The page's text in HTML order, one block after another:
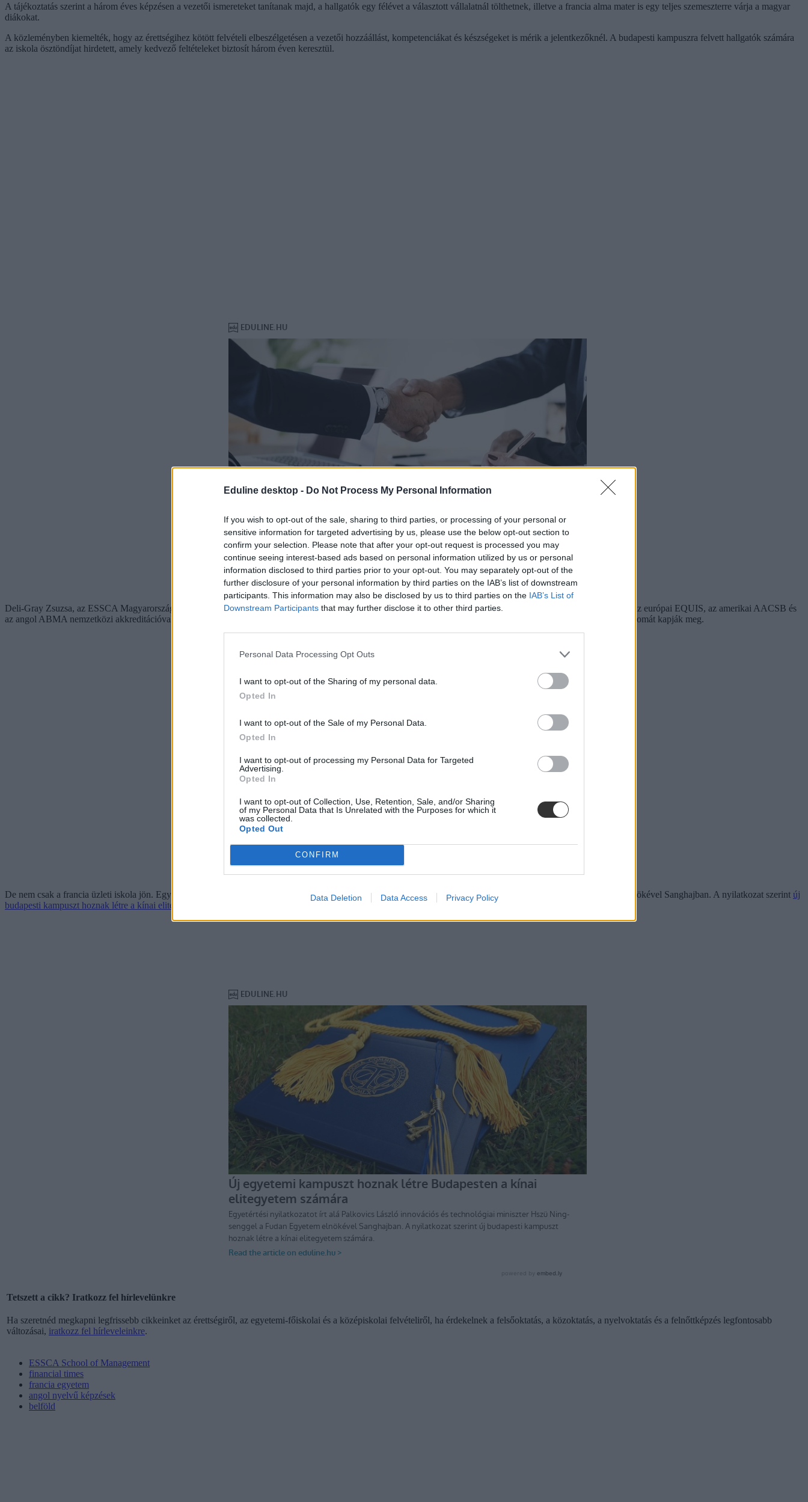
Eduline desktop - Do Not Process My Personal Information
If you wish to opt-out of the sale, sharing to third parties, or processing of your personal or
sensitive information for targeted advertising by us, please use the below opt-out section to
confirm your selection. Please note that after your opt-out request is processed you may
continue seeing interest-based ads based on personal information utilized by us or personal
information disclosed to third parties prior to your opt-out. You may separately opt-out of the
further disclosure of your personal information by third parties on the IAB’s list of downstream
participants. This information may also be disclosed by us to third parties on the IAB’s List of
Downstream Participants that may further disclose it to other third parties.
Personal Data Processing Opt Outs
I want to opt-out of the Sharing of my personal data.
Opted In
I want to opt-out of the Sale of my Personal Data.
Opted In
I want to opt-out of processing my Personal Data for Targeted
Advertising.
Opted In
I want to opt-out of Collection, Use, Retention, Sale, and/or Sharing
of my Personal Data that Is Unrelated with the Purposes for which it
was collected.
Opted Out
CONFIRM
Data Deletion Data Access Privacy Policy
A tájékoztatás szerint a három éves képzésen a vezetői ismereteket tanítanak majd, a hallgatók egy félévet a választott vállalatnál tölthetnek, illetve a francia alma mater is egy teljes szemeszterre várja a magyar
diákokat.
A közleményben kiemelték, hogy az érettségihez kötött felvételi elbeszélgetésen a vezetői hozzáállást, kompetenciákat és készségeket is mérik a jelentkezőknél. A budapesti kampuszra felvett hallgatók számára
az iskola ösztöndíjat hirdetett, amely kedvező feltételeket biztosít három éven keresztül.
Deli-Gray Zsuzsa, az ESSCA Magyarország igazgatója a közleményben kiemelte, az iskola kiválóságát több nemzetközi akkreditáló szervezet elismeri, rendelkeznek az európai EQUIS, az amerikai AACSB és
az angol ABMA nemzetközi akkreditációval. A diákok tanulmányaik végén az ESSCA francia állam által elismert "Bachelor in International Management" francia diplomát kapják meg.
De nem csak a francia üzleti iskola jön. Egyetértési nyilatkozatot írt alá Palkovics László innovációs és technológiai miniszter Hszü Ning-senggel a Fudan Egyetem elnökével Sanghajban. A nyilatkozat szerint új
budapesti kampuszt hoznak létre a kínai elitegyetemnek.
Tetszett a cikk? Iratkozz fel hírlevelünkre
Ha szeretnéd megkapni legfrissebb cikkeinket az érettségiről, az egyetemi-főiskolai és a középiskolai felvételiről, ha érdekelnek a felsőoktatás, a közoktatás, a nyelvoktatás és a felnőttképzés legfontosabb
változásai, iratkozz fel hírleveleinkre.
ESSCA School of Management
financial times
francia egyetem
angol nyelvű képzések
belföld